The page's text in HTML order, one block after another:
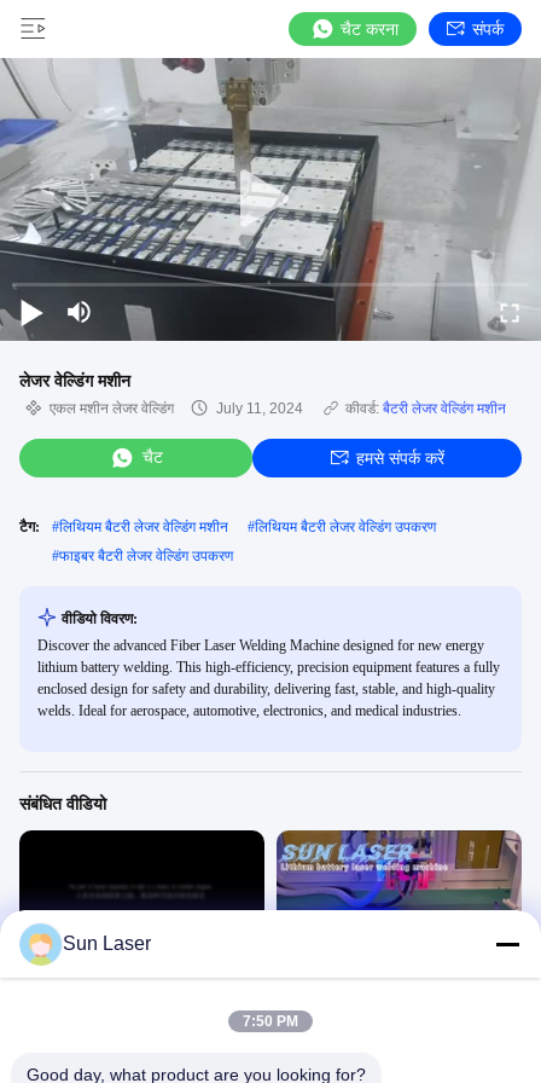
चैट करना संपर्क
लेजर वेल्डिंग मशीन
एकल मशीन लेजर वेल्डिंग July 11, 2024 कीवर्ड: बैटरी लेजर वेल्डिंग मशीन
चैट हमसे संपर्क करें
टैग: #लिथियम बैटरी लेजर वेल्डिंग मशीन #लिथियम बैटरी लेजर वेल्डिंग उपकरण
#फाइबर बैटरी लेजर वेल्डिंग उपकरण
वीडियो विवरण:
Discover the advanced Fiber Laser Welding Machine designed for new energy
lithium battery welding. This high-efficiency, precision equipment features a fully
enclosed design for safety and durability, delivering fast, stable, and high-quality
welds. Ideal for aerospace, automotive, electronics, and medical industries.
संबंधित वीडियो
एकल मशीन लेजर वेल्डिंग
February 19, 2025
Sun Laser
7:50 PM
Good day, what product are you looking for?